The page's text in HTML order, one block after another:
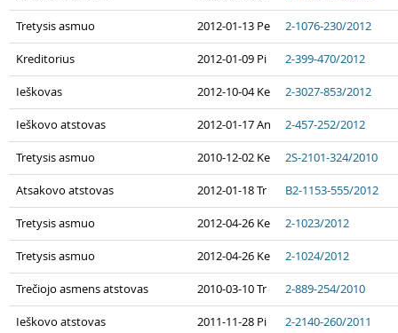
Tretysis asmuo 2012-01-13 Pe 2-1076-230/2012
Kreditorius 2012-01-09 Pi 2-399-470/2012
Ieškovas 2012-10-04 Ke 2-3027-853/2012
Ieškovo atstovas 2012-01-17 An 2-457-252/2012
Tretysis asmuo 2010-12-02 Ke 2S-2101-324/2010
Atsakovo atstovas 2012-01-18 Tr B2-1153-555/2012
Tretysis asmuo 2012-04-26 Ke 2-1023/2012
Tretysis asmuo 2012-04-26 Ke 2-1024/2012
Trečiojo asmens atstovas 2010-03-10 Tr 2-889-254/2010
Ieškovo atstovas 2011-11-28 Pi 2-2140-260/2011